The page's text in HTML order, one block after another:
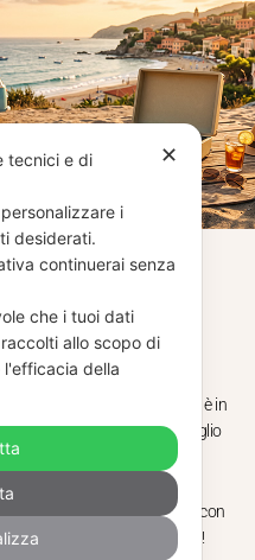
i vinili usati
| P.IVA 12240940960
NextWebStudio
✕
tecnici e di
i
desiderati.
continuerai senza
che i tuoi dati
allo scopo di
l'efficacia della
31 agosto venditaviniliusati.it è in
ordini ricevuti entro il 29 luglio
spediti regolarmente.
pronti a riprendere con
Buona estate e buon ascolto!